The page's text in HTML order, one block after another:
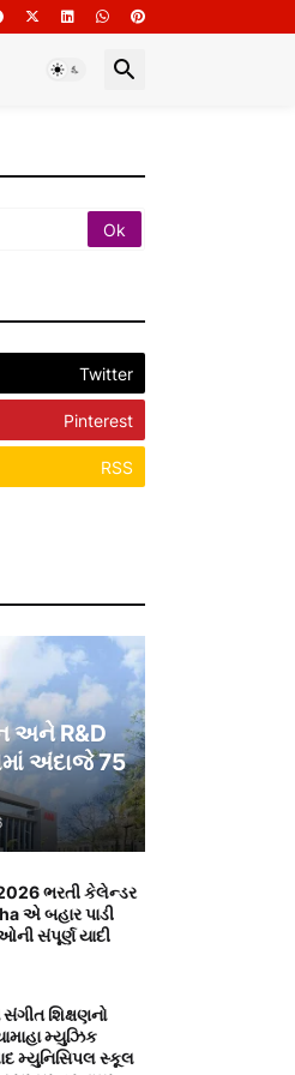
Twitter
Pinterest
RSS
અને R&D
અંદાજે 75
ભરતી કેલેન્ડર
એ બહાર પાડી
સંપૂર્ણ યાદી
શિક્ષણનો
મ્યુઝિક
મ્યુનિસિપલ સ્કૂલ